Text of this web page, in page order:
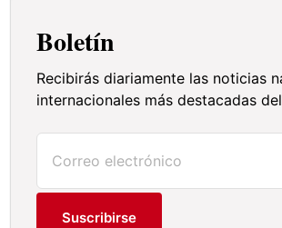
Boletín
Recibirás diariamente las noticias
internacionales más destacadas
Suscribirse